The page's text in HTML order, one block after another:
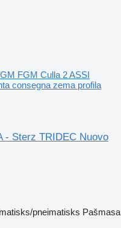
FGM Culla 2 ASSI
consegna zema profila
- Sterz TRIDEC Nuovo
pneimatisks Pašmasa